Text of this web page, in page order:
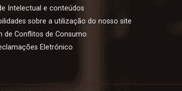
Intelectual e conteúdos
sobre a utilização do nosso site
de Conflitos de Consumo
Eletrónico